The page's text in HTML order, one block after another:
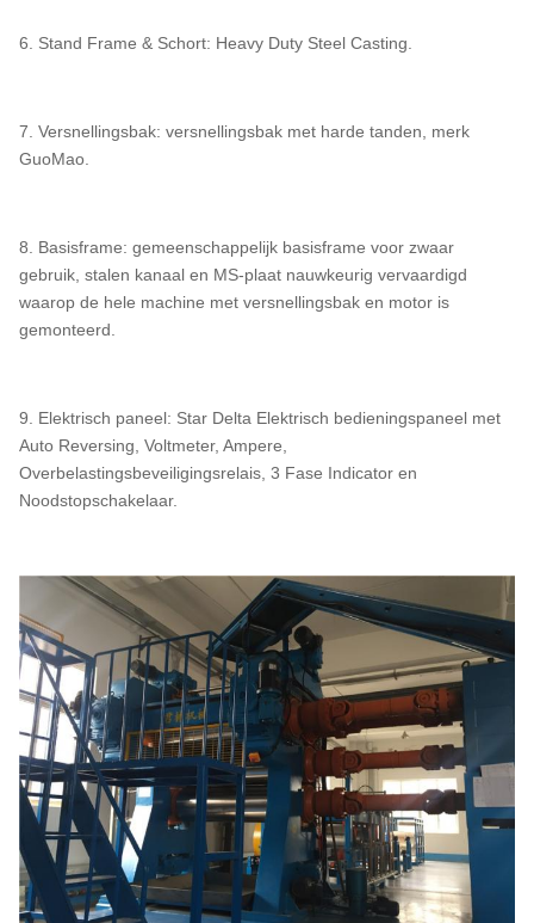
6. Stand Frame & Schort: Heavy Duty Steel Casting.
7. Versnellingsbak: versnellingsbak met harde tanden, merk
GuoMao.
8. Basisframe: gemeenschappelijk basisframe voor zwaar
gebruik, stalen kanaal en MS-plaat nauwkeurig vervaardigd
waarop de hele machine met versnellingsbak en motor is
gemonteerd.
9. Elektrisch paneel: Star Delta Elektrisch bedieningspaneel met
Auto Reversing, Voltmeter, Ampere,
Overbelastingsbeveiligingsrelais, 3 Fase Indicator en
Noodstopschakelaar.